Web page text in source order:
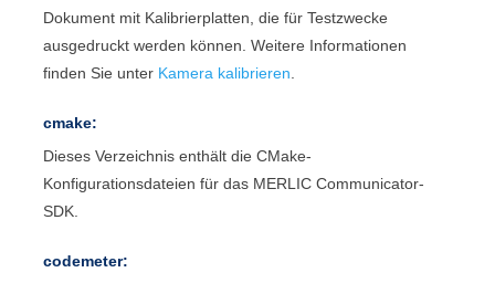
Dokument mit Kalibrierplatten, die für Testzwecke
ausgedruckt werden können. Weitere Informationen
finden Sie unter Kamera kalibrieren
cmake:
Dieses Verzeichnis enthält dieCMake-
Konfigurationsdateien für das MERLIC Communicator-
SDK.
codemeter: